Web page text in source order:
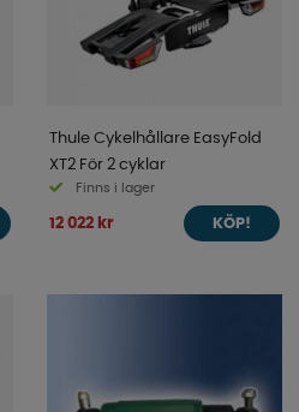
Thule Cykelhållare EasyFold
XT2 För 2 cyklar
Finns i lager
12 022 kr KÖP!